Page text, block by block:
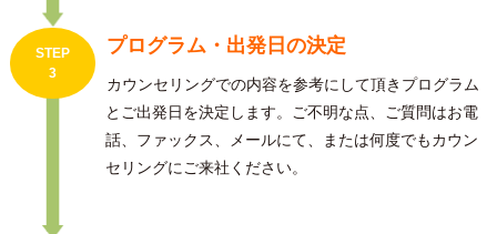
STEP
3
プログラム・出発日の決定
カウンセリングでの内容を参考にして頂きプログラム
とご出発日を決定します。ご不明な点、ご質問はお電
話、ファックス、メールにて、または何度でもカウン
セリングにご来社ください。